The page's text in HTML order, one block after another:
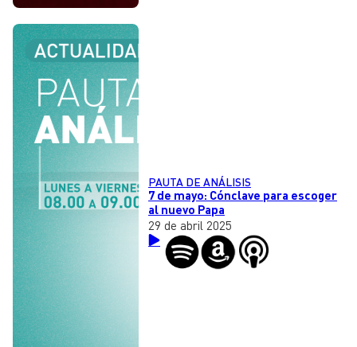
PAUTA DE ANÁLISIS
7 de mayo: Cónclave para escoger
al nuevo Papa
29 de abril 2025